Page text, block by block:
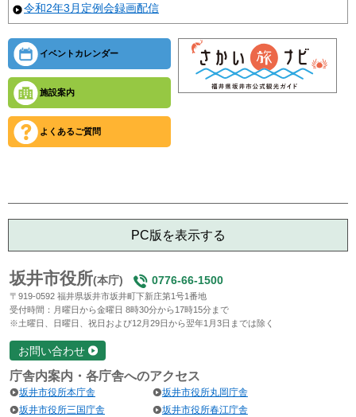
令和2年3月定例会録画配信
イベントカレンダー
施設案内
よくあるご質問
PC版を表示する
坂井市役所(本庁) 0776-66-1500
〒919-0592 福井県坂井市坂井町下新庄第1号1番地
受付時間：月曜日から金曜日 8時30分から17時15分まで
※土曜日、日曜日、祝日および12月29日から翌年1月3日までは除く
お問い合わせ
庁舎内案内・各庁舎へのアクセス
坂井市役所本庁舎
坂井市役所丸岡庁舎
坂井市役所三国庁舎
坂井市役所春江庁舎